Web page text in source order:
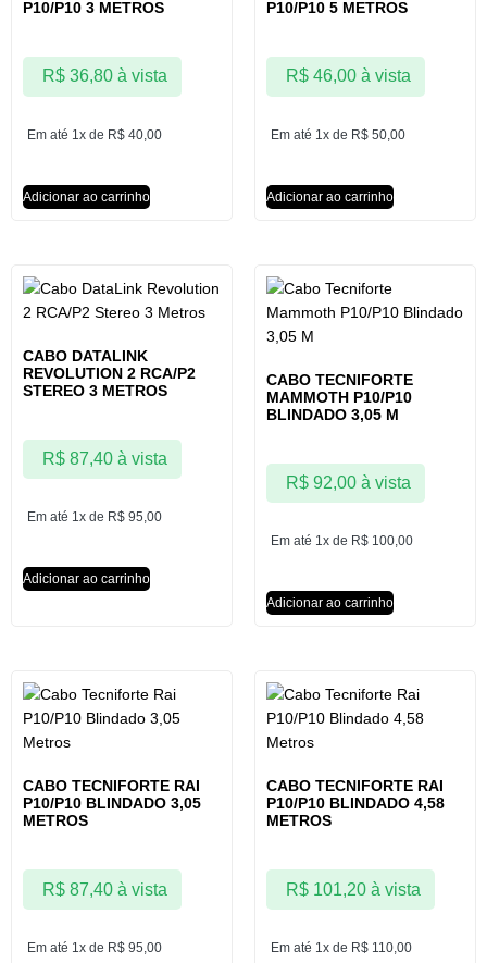
P10/P10 3 METROS
Em até 1x de R$ 40,00
R$36,80 à vista
Adicionar ao carrinho
P10/P10 5 METROS
Em até 1x de R$ 50,00
R$46,00 à vista
Adicionar ao carrinho
CABO DATALINK
REVOLUTION 2 RCA/P2
STEREO 3 METROS
Em até 1x de R$ 95,00
R$87,40 à vista
Adicionar ao carrinho
CABO TECNIFORTE
MAMMOTH P10/P10
BLINDADO 3,05 M
Em até 1x de R$ 100,00
R$92,00 à vista
Adicionar ao carrinho
CABO TECNIFORTE RAI
P10/P10 BLINDADO 3,05
METROS
Em até 1x de R$ 95,00
R$87,40 à vista
CABO TECNIFORTE RAI
P10/P10 BLINDADO 4,58
METROS
Em até 1x de R$ 110,00
R$101,20 à vista